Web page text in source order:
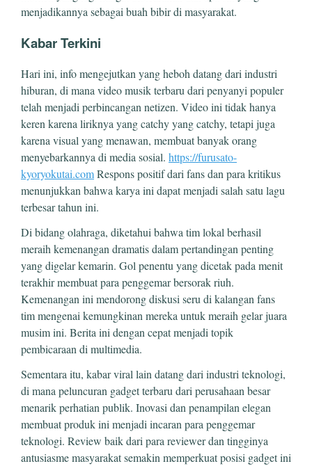
menjadikannya sebagai buah bibir di masyarakat.
Kabar Terkini
Hari ini, info mengejutkan yang heboh datang dari industri
hiburan, di mana video musik terbaru dari penyanyi populer
telah menjadi perbincangan netizen. Video ini tidak hanya
keren karena liriknya yang catchy yang catchy, tetapi juga
karena visual yang menawan, membuat banyak orang
menyebarkannya di media sosial. https://furusato-
kyoryokutai.comRespons positif dari fans dan para kritikus
menunjukkan bahwa karya ini dapat menjadi salah satu lagu
terbesar tahun ini.
Di bidang olahraga, diketahui bahwa tim lokal berhasil
meraih kemenangan dramatis dalam pertandingan penting
yang digelar kemarin. Gol penentu yang dicetak pada menit
terakhir membuat para penggemar bersorak riuh.
Kemenangan ini mendorong diskusi seru di kalangan fans
tim mengenai kemungkinan mereka untuk meraih gelar juara
musim ini. Berita ini dengan cepat menjadi topik
pembicaraan di multimedia.
Sementara itu, kabar viral lain datang dari industri teknologi,
di mana peluncuran gadget terbaru dari perusahaan besar
menarik perhatian publik. Inovasi dan penampilan elegan
membuat produk ini menjadi incaran para penggemar
teknologi. Review baik dari para reviewer dan tingginya
antusiasme masyarakat semakin memperkuat posisi gadget ini